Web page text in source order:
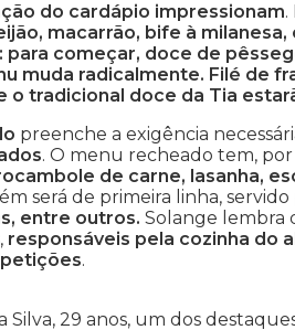
do cardápio impressionam.
macarrão, bife à
para começar, doce de
muda radicalmente. Filé de
o tradicional doce da Tia
preenche a exigência
. O menu recheado tem,
de carne, lasanha,
será de primeira linha, servido
entre outros. Solange lembra
responsáveis pela cozinha do
.
Silva, 29 anos, um dos